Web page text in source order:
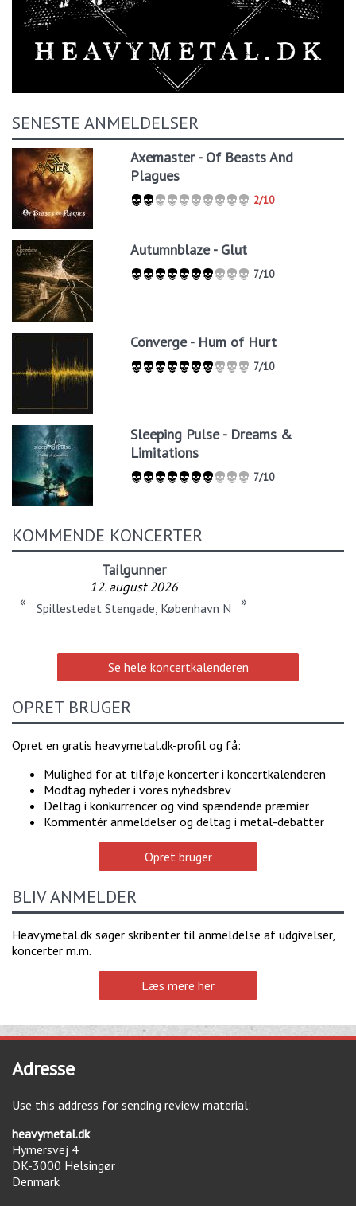
SENESTE ANMELDELSER
Axemaster - Of Beasts And
Plagues
2/10
Autumnblaze - Glut
7/10
Converge - Hum of Hurt
7/10
Sleeping Pulse - Dreams &
Limitations
7/10
KOMMENDE KONCERTER
Tailgunner
12. august 2026
Spillestedet Stengade, København N
« »
Se hele koncertkalenderen
OPRET BRUGER
Opret en gratis heavymetal.dk-profil og få:
Mulighed for at tilføje koncerter i koncertkalenderen
Modtag nyheder i vores nyhedsbrev
Deltag i konkurrencer og vind spændende præmier
Kommentér anmeldelser og deltag i metal-debatter
Opret bruger
BLIV ANMELDER
Heavymetal.dk søger skribenter til anmeldelse af udgivelser,
koncerter m.m.
Læs mere her
Adresse
Use this address for sending review material:
heavymetal.dk
Hymersvej 4
DK-3000 Helsingør
Denmark